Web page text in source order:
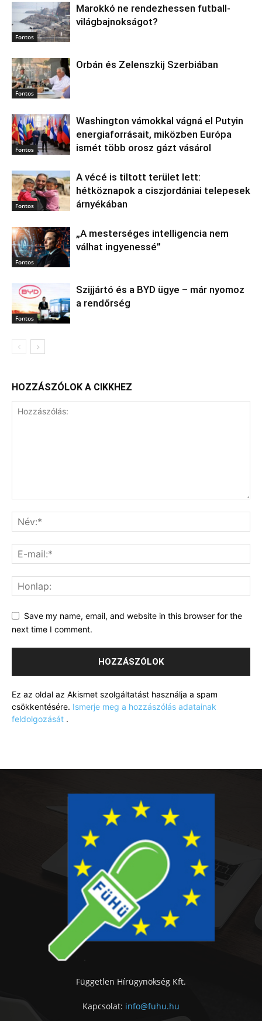
Fontos
Marokkó ne rendezhessen futball-
világbajnokságot?
Fontos
Orbán és Zelenszkij Szerbiában
Fontos
Washington vámokkal vágná el Putyin
energiaforrásait, miközben Európa
ismét több orosz gázt vásárol
Fontos
A vécé is tiltott terület lett:
hétköznapok a ciszjordániai telepesek
árnyékában
Fontos
„A mesterséges intelligencia nem
válhat ingyenessé”
Fontos
Szijjártó és a BYD ügye – már nyomoz
a rendőrség
HOZZÁSZÓLOK A CIKKHEZ
Save my name, email, and website in this browser for the
next time I comment.
Ez az oldal az Akismet szolgáltatást használja a spam
csökkentésére. Ismerje meg a hozzászólás adatainak
feldolgozását .
Független Hírügynökség Kft.
Kapcsolat: info@fuhu.hu